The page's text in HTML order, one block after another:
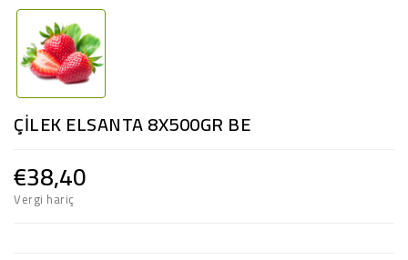
ÇİLEK ELSANTA 8X500GR BE
€38,40
Vergi hariç